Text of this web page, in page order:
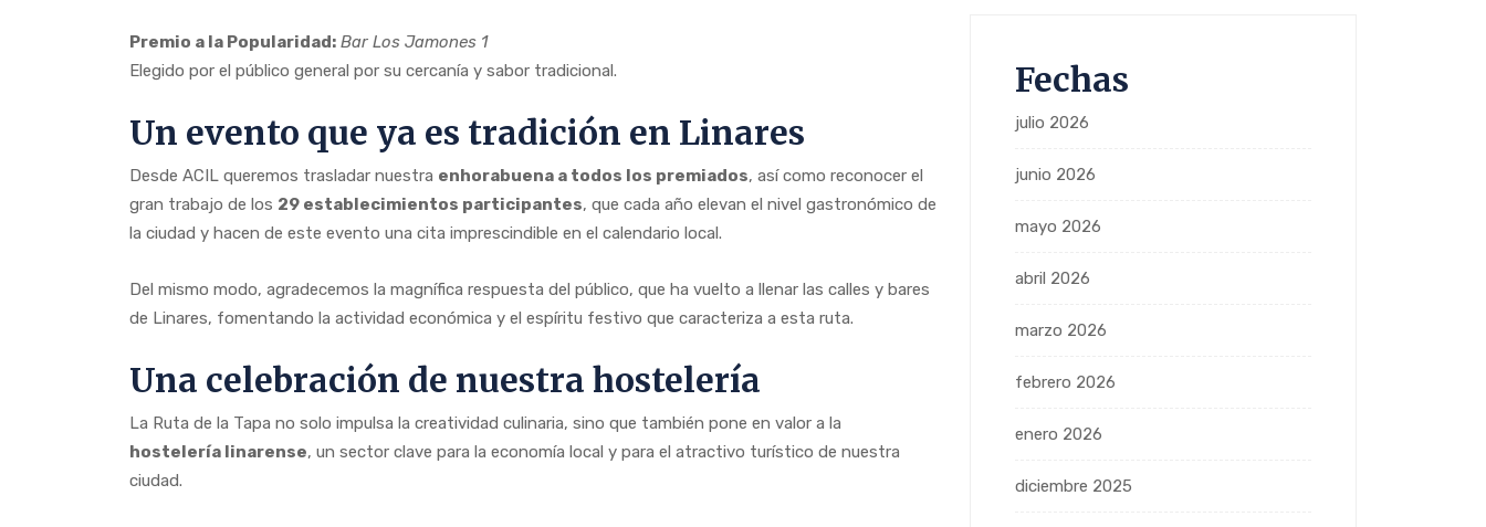
Premio a la Popularidad: Bar Los Jamones 1
Elegido por el público general por su cercanía y sabor tradicional.
Un evento que ya es tradición en Linares
Desde ACIL queremos trasladar nuestra enhorabuena a todos los premiados, así como reconocer el
gran trabajo de los 29 establecimientos participantes, que cada año elevan el nivel gastronómico de
la ciudad y hacen de este evento una cita imprescindible en el calendario local.
Del mismo modo, agradecemos la magnífica respuesta del público, que ha vuelto a llenar las calles y bares
de Linares, fomentando la actividad económica y el espíritu festivo que caracteriza a esta ruta.
Una celebración de nuestra hostelería
La Ruta de la Tapa no solo impulsa la creatividad culinaria, sino que también pone en valor a la
hostelería linarense, un sector clave para la economía local y para el atractivo turístico de nuestra
ciudad.
Fechas
julio 2026
junio 2026
mayo 2026
abril 2026
marzo 2026
febrero 2026
enero 2026
diciembre 2025